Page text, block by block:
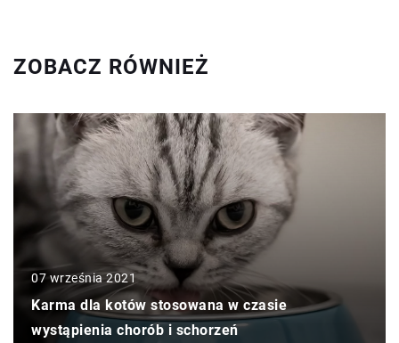
ZOBACZ RÓWNIEŻ
07 września 2021
Karma dla kotów stosowana w czasie
wystąpienia chorób i schorzeń